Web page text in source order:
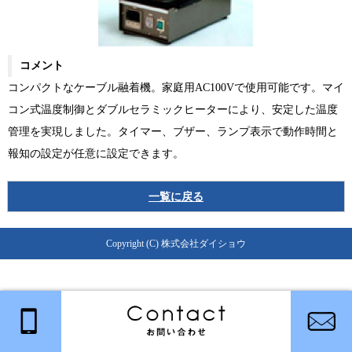
コメント
コンパクトなケーブル融着機。家庭用AC100Vで使用可能です。マイ
コン式温度制御とダブルセラミックヒーターにより、安定した温度
管理を実現しました。タイマー、ブザー、ランプ表示で動作時間と
報知の設定が任意に設定できます。
一覧に戻る
Copyright (C) 株式会社ダイショウ